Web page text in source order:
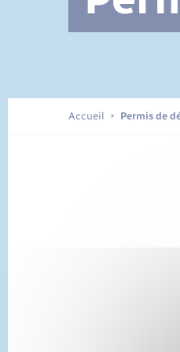
Documents
Accueil Permis de